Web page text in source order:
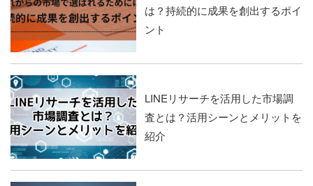
は？持続的に成果を創出するポイ
ント
LINEリサーチを活用した市場調
査とは？活用シーンとメリットを
紹介